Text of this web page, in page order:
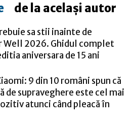
de la același autor
sa stii inainte de
Well 2026. Ghidul complet
aniversara de 15 ani
9 din 10 români spun că
de supraveghere este cel mai
atunci când pleacă în